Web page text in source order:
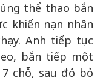
thể thao bắn
khiến nạn nhân
Anh tiếp tục
bắn tiếp một
chỗ, sau đó bỏ